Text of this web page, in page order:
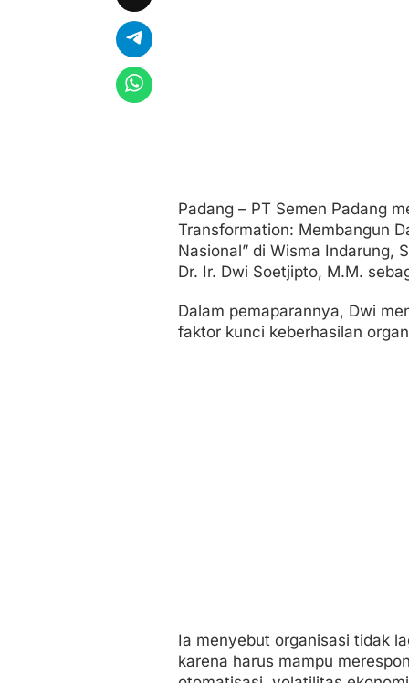
g
i
s
Padang – PT Semen Padang
Transformation: Membangun
Nasional” di Wisma Indarung,
Dr. Ir. Dwi Soetjipto, M.M.
Dalam pemaparannya, Dwi
faktor kunci keberhasilan
Ia menyebut organisasi tidak
karena harus mampu